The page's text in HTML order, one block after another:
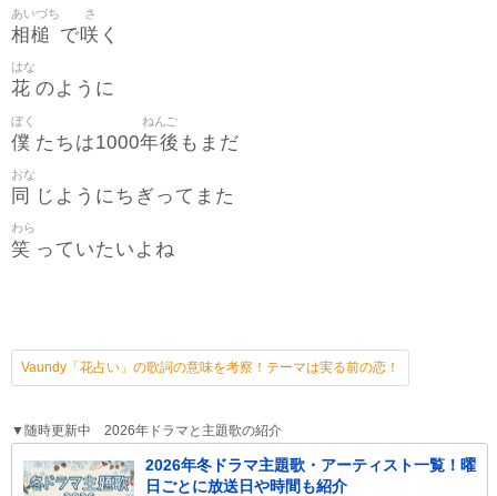
相槌
あいづち
で咲
さ
く
花
はな
のように
僕
ぼく
たちは1000年後
ねんご
もまだ
同
おな
じようにちぎってまた
笑
わら
っていたいよね
Vaundy「花占い」の歌詞の意味を考察！テーマは実る前の恋！
▼随時更新中 2026年ドラマと主題歌の紹介
2026年冬ドラマ主題歌・アーティスト一覧！曜
日ごとに放送日や時間も紹介